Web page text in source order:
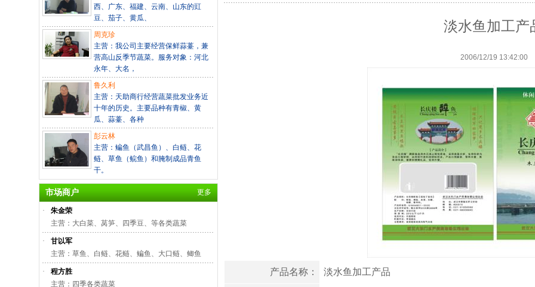
西、广东、福建、云南、山东的豇
豆、茄子、黄瓜、
周克珍
主营：我公司主要经营保鲜蒜薹，兼
营高山反季节蔬菜。服务对象：河北
永年、大名，
鲁久利
主营：天助商行经营蔬菜批发业务近
十年的历史。主要品种有青椒、黄
瓜、蒜薹、各种
彭云林
主营：鳊鱼（武昌鱼）、白鲢、花
鲢、草鱼（鲩鱼）和腌制成品青鱼
干。
市场商户 更多
·
朱金荣
主营：大白菜、莴笋、四季豆、等各类蔬菜
·
甘以军
主营：草鱼、白鲢、花鲢、鳊鱼、大口鲢、鲫鱼
·
程方胜
主营：四季各类蔬菜
淡水鱼加工产
2006/12/19 13:42:00
产品名称： 淡水鱼加工产品